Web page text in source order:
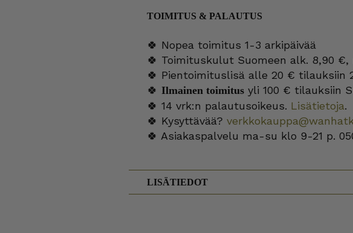
TOIMITUS & PALAUTUS
🍀 Nopea toimitus 1-3 arkipäivää
🍀 Toimituskulut Suomeen alk. 8,90
🍀 Pientoimituslisä alle 20 € tilauksiin
🍀 Ilmainen toimitusyli 100 € tilauksiin
🍀 14 vrk:n palautusoikeus. Lisätietoja.
🍀 Kysyttävää?
🍀 Asiakaspalvelu ma-su klo 9-21 p.
LISÄTIEDOT